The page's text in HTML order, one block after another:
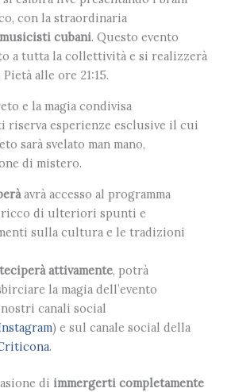
con la straordinaria
musicisti cubani. Questo evento
a tutta la collettività e si realizzerà
alle ore 21:15.
e la magia condivisa
riserva esperienze esclusive il cui
sarà svelato man mano,
di mistero.
avrà accesso al programma
di ulteriori spunti e
sulla cultura e le tradizioni
attivamente, potrà
la magia dell’evento
canali social
) e sul canale social della
.
di immergerti completamente